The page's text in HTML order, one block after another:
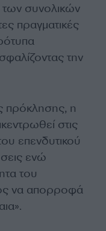
των συνολικών
πραγματικές
την
πρόκλησης, η
στις
επενδυτικού
ενώ
του
να απορροφά